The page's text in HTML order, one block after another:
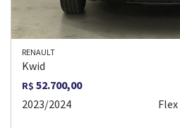
RENAULT
Kwid
R$ 52.700,00
2023/2024
Flex